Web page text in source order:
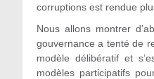
corruptions est rendue
Nous allons montrer
gouvernance a tenté de
modèle délibératif et
modèles participatifs